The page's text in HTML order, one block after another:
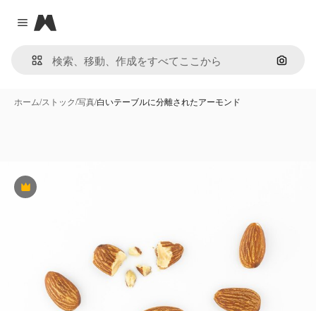
Close menu
Magnific
画像で
ホーム/ストック/写真/白いテーブルに分離されたアーモンド
Premium